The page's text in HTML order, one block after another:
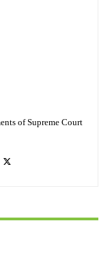
of Supreme Court